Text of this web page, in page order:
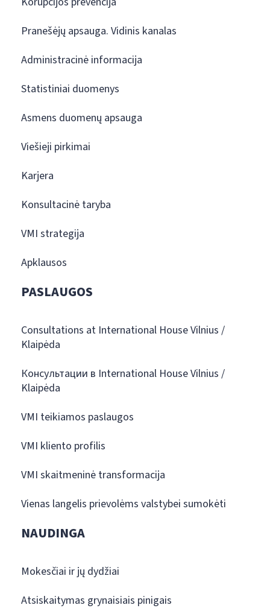
Pranešėjų apsauga. Vidinis kanalas
Administracinė informacija
Statistiniai duomenys
Asmens duomenų apsauga
Viešieji pirkimai
Karjera
Konsultacinė taryba
VMI strategija
Apklausos
PASLAUGOS
Consultations at International House Vilnius /
Klaipėda
Консультации в International House Vilnius /
Klaipėda
VMI teikiamos paslaugos
VMI kliento profilis
VMI skaitmeninė transformacija
Vienas langelis prievolėms valstybei sumokėti
NAUDINGA
Mokesčiai ir jų dydžiai
Atsiskaitymas grynaisiais pinigais